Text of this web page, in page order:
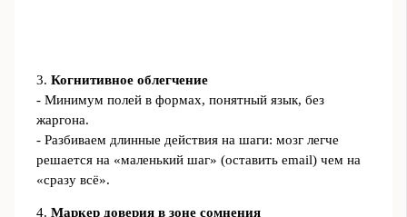
3. Когнитивное облегчение
- Минимум полей в формах, понятный язык, без
жаргона.
- Разбиваем длинные действия на шаги: мозг легче
решается на «маленький шаг» (оставить email) чем на
«сразу всё».
4. Маркер доверия в зоне сомнения